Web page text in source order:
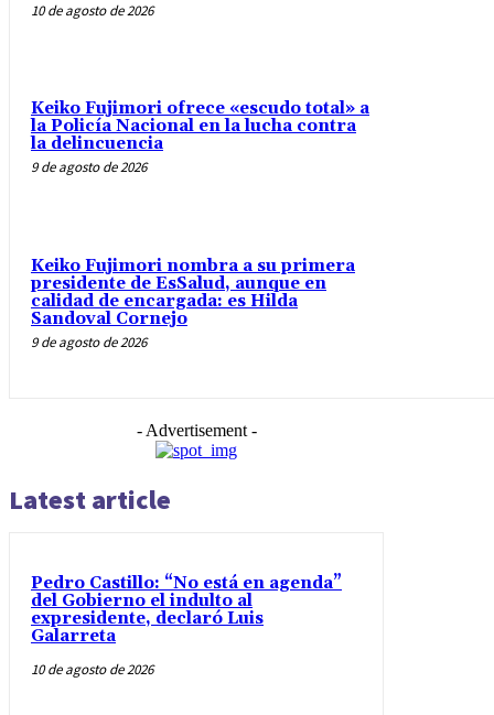
10 de agosto de 2026
Keiko Fujimori ofrece «escudo total» a
la Policía Nacional en la lucha contra
la delincuencia
9 de agosto de 2026
Keiko Fujimori nombra a su primera
presidente de EsSalud, aunque en
calidad de encargada: es Hilda
Sandoval Cornejo
9 de agosto de 2026
- Advertisement -
Latest article
Pedro Castillo: “No está en agenda”
del Gobierno el indulto al
expresidente, declaró Luis
Galarreta
10 de agosto de 2026